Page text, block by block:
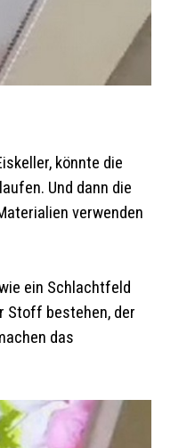
könnte die
Und dann die
verwenden
ein Schlachtfeld
Stoff bestehen, der
das